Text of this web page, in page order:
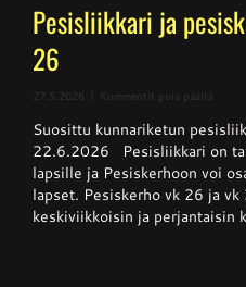
Pesisliikkari ja
26
27.5.2026 Kommentit pois päältä
ja
alkaa
26
Suosittu kunnariketun
22.6.2026 Pesisliikkari on
lapsille ja Pesiskerhoon voi
lapset. Pesiskerho vk 26 ja
keskiviikkoisin ja perjantaisin